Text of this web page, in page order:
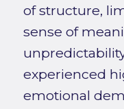
of structure,
sense of
experienced
emotional